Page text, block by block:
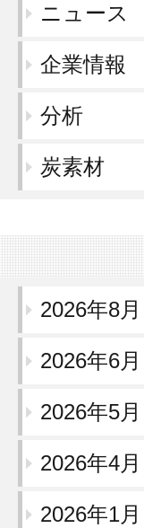
ニュース
企業情報
分析
炭素材
2026年8月
2026年6月
2026年5月
2026年4月
2026年1月